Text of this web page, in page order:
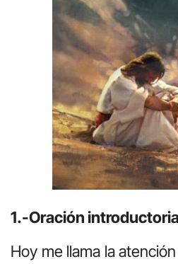
1.-Oración
Hoy me llama la